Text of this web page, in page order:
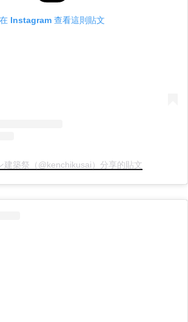
在 Instagram 查看這則貼文
建築祭（@kenchikusai）分享的貼文